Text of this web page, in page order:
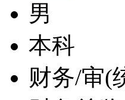
男
本科
财务/审(